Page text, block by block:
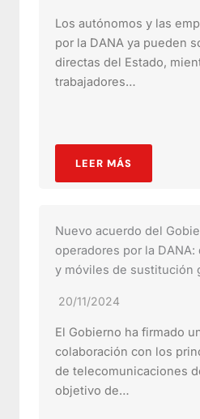
Los autónomos y las
por la DANA ya pueden
directas del Estado,
trabajadores…
LEER MÁS
Nuevo acuerdo del
operadores por la
y móviles de sustitución
20/11/2024
El Gobierno ha firmado
colaboración con los
de telecomunicaciones
objetivo de…